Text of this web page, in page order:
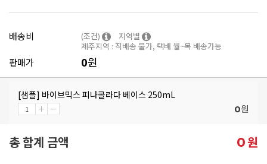
배송비 (조건)
지역별
제주지역 : 직배송 불가, 택배 월~목 배송가능
판매가 0원
[샘플] 바이브믹스 피나콜라다 베이스 250mL
0원
총 합계 금액 0원